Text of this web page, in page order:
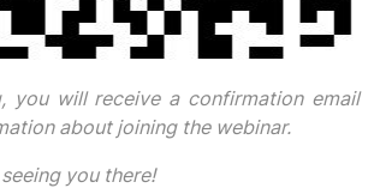
you will receive a confirmation email
about joining the webinar.
you there!